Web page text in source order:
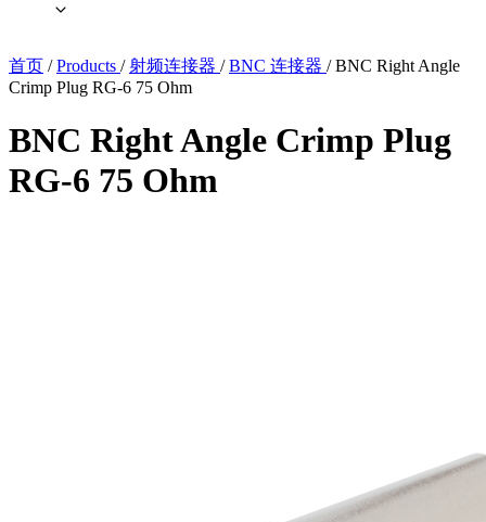
首页 / Products / 射频连接器 / BNC 连接器 / BNC Right Angle
Crimp Plug RG-6 75 Ohm
BNC Right Angle Crimp Plug
RG-6 75 Ohm